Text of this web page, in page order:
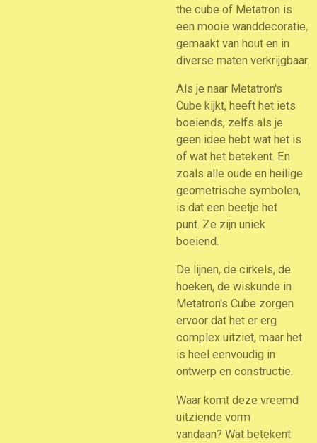
the cube of Metatron is
een mooie wanddecoratie,
gemaakt van hout en in
diverse maten verkrijgbaar.
Als je naar Metatron's
Cube kijkt, heeft het iets
boeiends, zelfs als je
geen idee hebt wat het is
of wat het betekent. En
zoals alle oude en heilige
geometrische symbolen,
is dat een beetje het
punt. Ze zijn uniek
boeiend.
De lijnen, de cirkels, de
hoeken, de wiskunde in
Metatron's Cube zorgen
ervoor dat het er erg
complex uitziet, maar het
is heel eenvoudig in
ontwerp en constructie.
Waar komt deze vreemd
uitziende vorm
vandaan? Wat betekent